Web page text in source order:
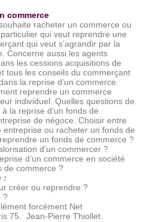
commerce
racheter un commerce ou
qui veut reprendre une
qui veut s’agrandir par la
Concerne aussi les agents
les cessions acquisitions de
tous les conseils du commerçant
la reprise d’un commerce.
reprendre un commerce
individuel. Quelles questions de
la reprise d’un fonds de
de négoce. Choisir entre
ou racheter un fonds de
un fonds de commerce ?
d’un commercer ?
d’un commerce en société
de commerce ?
:
créer ou reprendre ?
?
forcément Net
75. Jean-Pierre Thiollet.